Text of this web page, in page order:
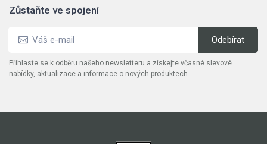
Zůstaňte ve spojení
Přihlaste se k odběru našeho newsletteru a získejte včasné slevové
nabídky, aktualizace a informace o nových produktech.